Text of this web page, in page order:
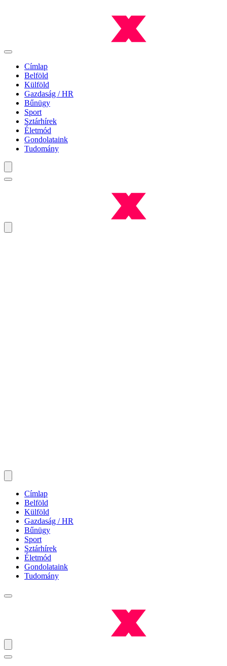
Címlap
Belföld
Külföld
Gazdaság / HR
Bűnügy
Sport
Sztárhírek
Életmód
Gondolataink
Tudomány
Címlap
Belföld
Külföld
Gazdaság / HR
Bűnügy
Sport
Sztárhírek
Életmód
Gondolataink
Tudomány